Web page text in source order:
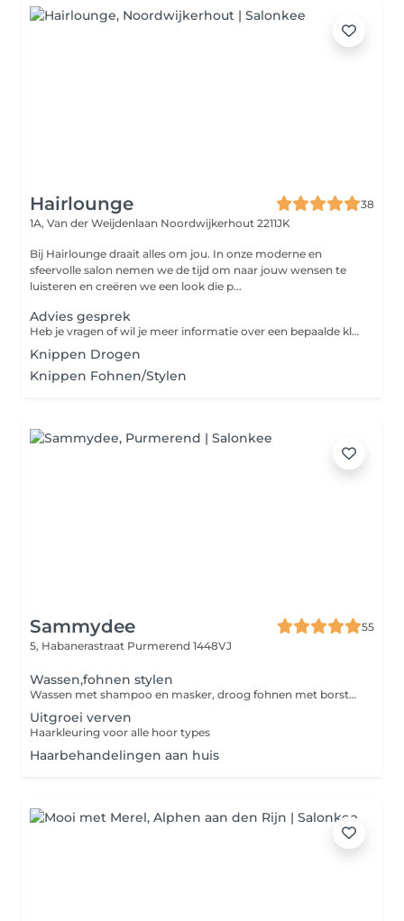
Hairlounge
38
1A, Van der Weijdenlaan Noordwijkerhout 2211JK
Bij Hairlounge draait alles om jou. In onze moderne en
sfeervolle salon nemen we de tijd om naar jouw wensen te
luisteren en creëren we een look die p...
Advies gesprek
Heb je vragen of wil je meer informatie over een bepaalde kleuring, over het plaatsen van wefts onze bruidsarrangementen of iets anders? Kies dan deze mogelijkheid. Vrijblijvend en gratis
Knippen Drogen
Knippen Fohnen/Stylen
Sammydee
55
5, Habanerastraat Purmerend 1448VJ
Wassen,fohnen stylen
Wassen met shampoo en masker, droog fohnen met borstel, styling met stijltang, krultang of steampod
Uitgroei verven
Haarkleuring voor alle hoor types
Haarbehandelingen aan huis